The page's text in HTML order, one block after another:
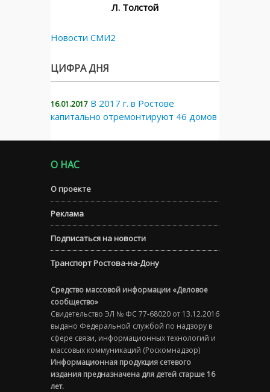
Л. Толстой
Новости СМИ2
ЦИФРА ДНЯ
16.01.2017 В 2017 г. в Ростове
капитально отремонтируют 46 домов
О НАС
О проекте
Реклама
Подписаться на новости
Транспорт Ростова-на-Дону
Средство массовой информации «Деловое
сообщество»
Свидетельство ЭЛ № ФС 77-68020 от 13.12.2016
выдано Федеральной службой по надзору в
сфере связи, информационных технологий и
массовых коммуникаций (Роскомнадзор)
Информационная продукция сетевого
издания предназначена для детей старше 16
лет.